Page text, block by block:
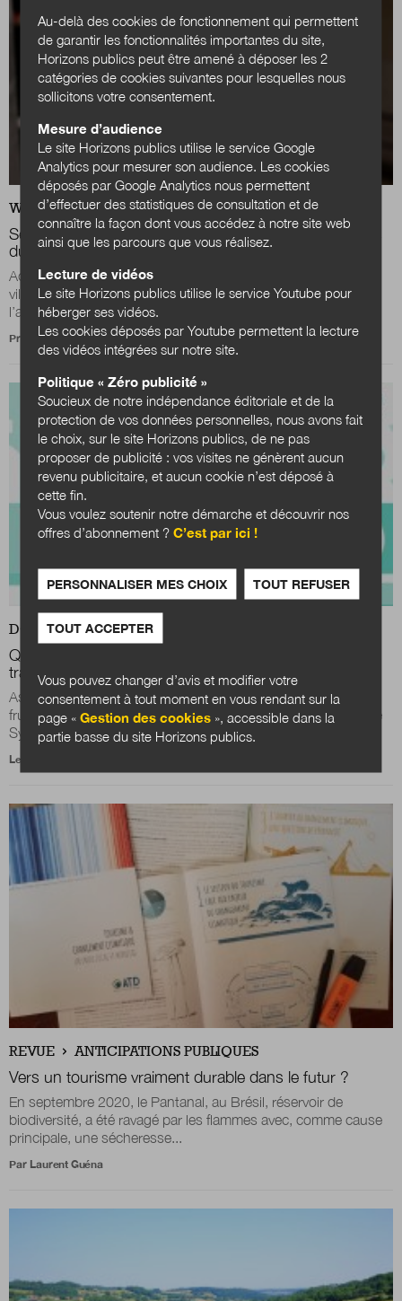
WEB ACTUALITÉS
Sébastien Maire : « Il faut travailler à toutes les échelles
du territoire pour réussir la ville durable »
Accélérer les démarches de transition écologique dans les
villes de toutes tailles. C’est l’objectif que s’est fixée
l’association France Ville...
Propos recueillis par Julien Nessi
DOSSIER
Quand les acteurs territoriaux s'engagent dans la
transition écologique
Assise sur la branche d’un figuier, fantasmant sur tous les
fruits et ne parvenant pas à en choisir un, l’héroïne du livre de
Sylvia Plath, La cloche...
Le 18 février 2021
REVUE ANTICIPATIONS PUBLIQUES
Vers un tourisme vraiment durable dans le futur ?
En septembre 2020, le Pantanal, au Brésil, réservoir de
biodiversité, a été ravagé par les flammes avec, comme cause
principale, une sécheresse...
Par Laurent Guéna
Au-delà des cookies de fonctionnement qui permettent
de garantir les fonctionnalités importantes du site,
Horizons publics peut être amené à déposer les 2
catégories de cookies suivantes pour lesquelles nous
sollicitons votre consentement.
Mesure d’audience
Le site Horizons publics utilise le service Google
Analytics pour mesurer son audience. Les cookies
déposés par Google Analytics nous permettent
d’effectuer des statistiques de consultation et de
connaître la façon dont vous accédez à notre site web
ainsi que les parcours que vous réalisez.
Lecture de vidéos
Le site Horizons publics utilise le service Youtube pour
héberger ses vidéos.
Les cookies déposés par Youtube permettent la lecture
des vidéos intégrées sur notre site.
Politique « Zéro publicité »
Soucieux de notre indépendance éditoriale et de la
protection de vos données personnelles, nous avons fait
le choix, sur le site Horizons publics, de ne pas
proposer de publicité : vos visites ne génèrent aucun
revenu publicitaire, et aucun cookie n’est déposé à
cette fin.
Vous voulez soutenir notre démarche et découvrir nos
offres d’abonnement ?C’est par ici !
PERSONNALISER MES CHOIX TOUT REFUSER
TOUT ACCEPTER
Vous pouvez changer d’avis et modifier votre
consentement à tout moment en vous rendant sur la
page «Gestion des cookies », accessible dans la
partie basse du site Horizons publics.